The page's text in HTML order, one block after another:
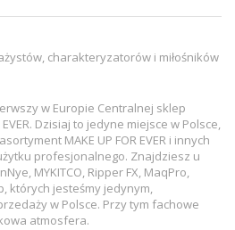
charakteryzatorów i miłośników
w Europie Centralnej sklep
Dzisiaj to jedyne miejsce w Polsce,
MAKE UP FOR EVER i innych
profesjonalnego. Znajdziesz u
MYKITCO, Ripper FX, MaqPro,
których jesteśmy jedynym,
w Polsce. Przy tym fachowe
atmosfera.